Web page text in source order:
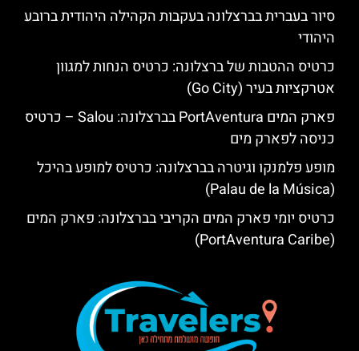
סיור בעברית בברצלונה בעקבות הקהילה היהודית ברובע
היהודי
כרטיס ההטבות של ברצלונה: כרטיס הנחות למגוון
אטרקציות בעיר (Go City)
פארק המים PortAventura בברצלונה: Salou – כרטיס
כניסה לפארק מים
מופע פלמנקו וגיטרה בברצלונה: כרטיס למופע בהיכל
(Palau de la Música)
כרטיס יומי פארק המים הקריבי בברצלונה: פארק המים
(PortAventura Caribe)